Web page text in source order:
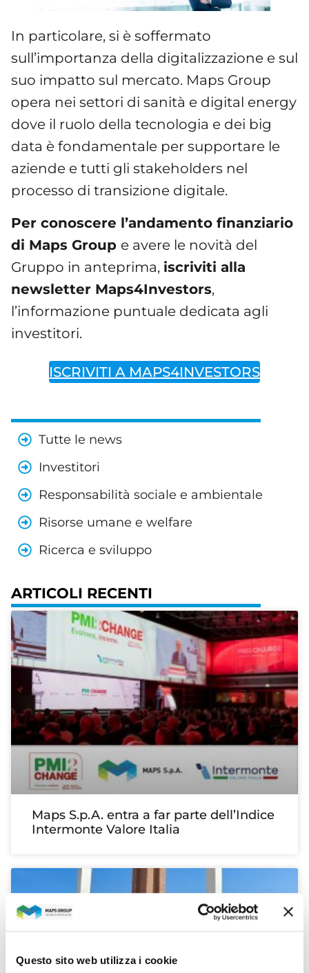
Questo sito web utilizza i cookie
In particolare, si è soffermato
sull’importanza della digitalizzazione e sul
suo impatto sul mercato. Maps Group
opera nei settori di sanità e digital energy
dove il ruolo della tecnologia e dei big
data è fondamentale per supportare le
aziende e tutti gli stakeholders nel
processo di transizione digitale.
Per conoscere l’andamento finanziario
di Maps Group e avere le novità del
Gruppo in anteprima, iscriviti alla
newsletter Maps4Investors,
l’informazione puntuale dedicata agli
investitori.
ISCRIVITI A MAPS4INVESTORS
Tutte le news
Investitori
Responsabilità sociale e ambientale
Risorse umane e welfare
Ricerca e sviluppo
ARTICOLI RECENTI
Maps S.p.A. entra a far parte dell’Indice
Intermonte Valore Italia